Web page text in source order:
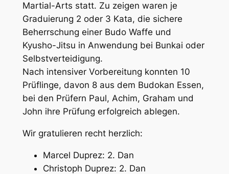
Martial-Arts statt. Zu zeigen waren je
Graduierung 2 oder 3 Kata, die sichere
Beherrschung einer Budo Waffe und
Kyusho-Jitsu in Anwendung bei Bunkai oder
Selbstverteidigung.
Nach intensiver Vorbereitung konnten 10
Prüflinge, davon 8 aus dem Budokan Essen,
bei den Prüfern Paul, Achim, Graham und
John ihre Prüfung erfolgreich ablegen.
Wir gratulieren recht herzlich:
Marcel Duprez: 2. Dan
Christoph Duprez: 2. Dan